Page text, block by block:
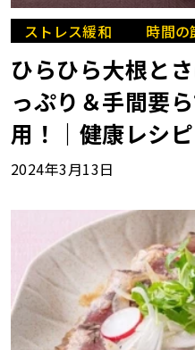
ストレス緩和 時間の
ひらひら大根と
っぷり＆手間要
用！｜健康レシピ
2024年3月13日